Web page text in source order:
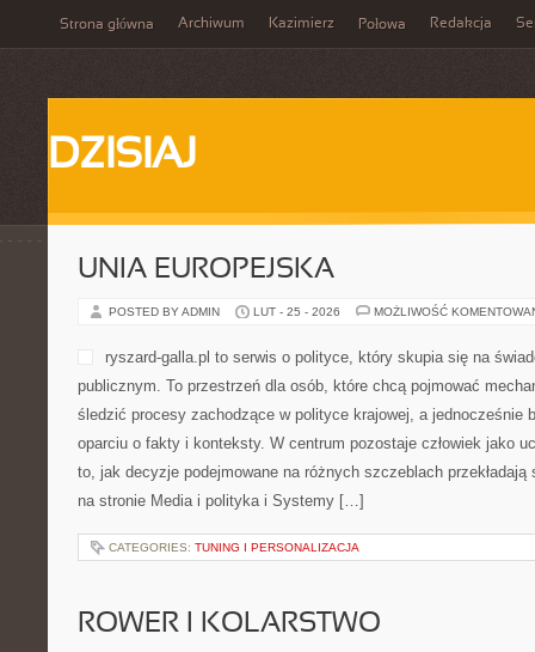
Strona główna Archiwum Kazimierz Połowa Redakcja
DZISIAJ
UNIA EUROPEJSKA
POSTED BY ADMIN LUT - 25 - 2026 MOŻLIWOŚĆ
ryszard-galla.pl to serwis o polityce, który skupia się na
publicznym. To przestrzeń dla osób, które chcą pojmować
śledzić procesy zachodzące w polityce krajowej, a jednocześnie
oparciu o fakty i konteksty. W centrum pozostaje człowiek jako
to, jak decyzje podejmowane na różnych szczeblach
na stronie Media i polityka i Systemy […]
CATEGORIES: TUNING I PERSONALIZACJA
ROWER I KOLARSTWO